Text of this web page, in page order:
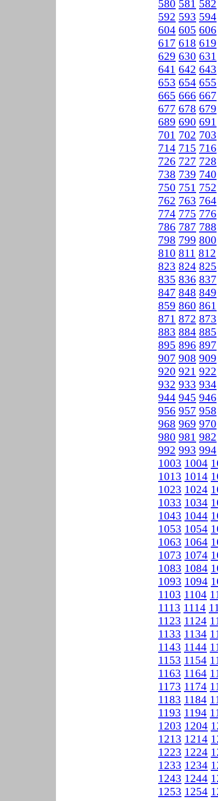
580 581 582
592 593 594
604 605 606
617 618 619
629 630 631
641 642 643
653 654 655
665 666 667
677 678 679
689 690 691
701 702 703
714 715 716
726 727 728
738 739 740
750 751 752
762 763 764
774 775 776
786 787 788
798 799 800
810 811 812
823 824 825
835 836 837
847 848 849
859 860 861
871 872 873
883 884 885
895 896 897
907 908 909
920 921 922
932 933 934
944 945 946
956 957 958
968 969 970
980 981 982
992 993 994
1003 1004
1013 1014
1023 1024
1033 1034
1043 1044
1053 1054
1063 1064
1073 1074
1083 1084
1093 1094
1103 1104
1113 1114
1123 1124
1133 1134
1143 1144
1153 1154
1163 1164
1173 1174
1183 1184
1193 1194
1203 1204
1213 1214
1223 1224
1233 1234
1243 1244
1253 1254